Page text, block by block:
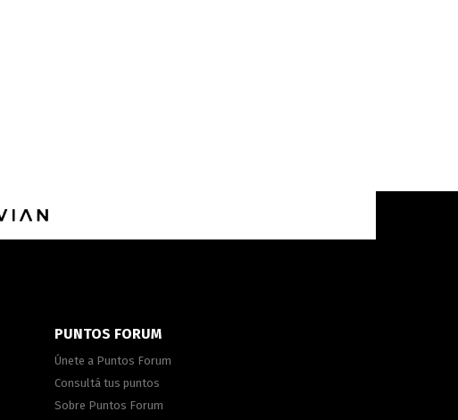
PUNTOS FORUM
Únete a Puntos Forum
Consultá tus puntos
Sobre Puntos Forum